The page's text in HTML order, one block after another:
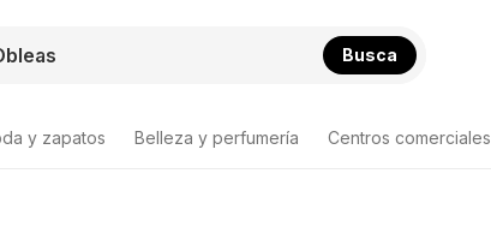
Busca
y zapatos Belleza y perfumería Centros comerciales